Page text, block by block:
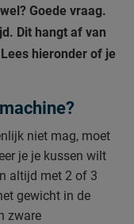
Goede vraag.
Dit hangt af van
hieronder of je
niet mag, moet
je je kussen wilt
altijd met 2 of 3
gewicht in de
zware